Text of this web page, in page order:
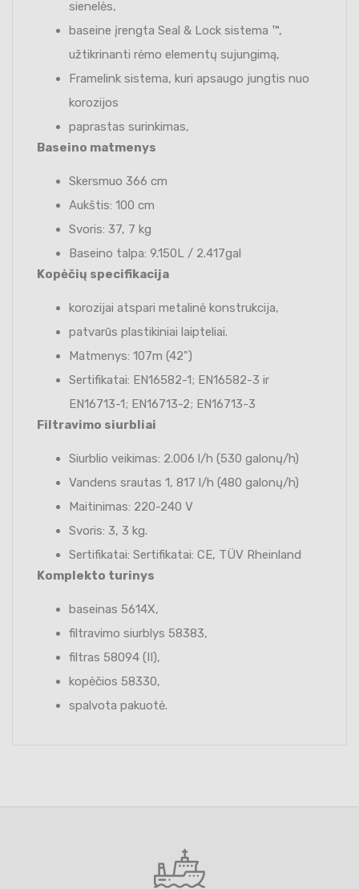
sienelės,
baseine įrengta Seal & Lock sistema ™,
užtikrinanti rėmo elementų sujungimą,
Framelink sistema, kuri apsaugo jungtis nuo
korozijos
paprastas surinkimas,
Baseino matmenys
Skersmuo 366 cm
Aukštis: 100 cm
Svoris: 37, 7 kg
Baseino talpa: 9.150L / 2.417gal
Kopėčių specifikacija
korozijai atspari metalinė konstrukcija,
patvarūs plastikiniai laipteliai.
Matmenys: 107m (42")
Sertifikatai: EN16582-1; EN16582-3 ir
EN16713-1; EN16713-2; EN16713-3
Filtravimo siurbliai
Siurblio veikimas: 2.006 l/h (530 galonų/h)
Vandens srautas 1, 817 l/h (480 galonų/h)
Maitinimas: 220-240 V
Svoris: 3, 3 kg.
Sertifikatai: Sertifikatai: CE, TÜV Rheinland
Komplekto turinys
baseinas 5614X,
filtravimo siurblys 58383,
filtras 58094 (II),
kopėčios 58330,
spalvota pakuotė.